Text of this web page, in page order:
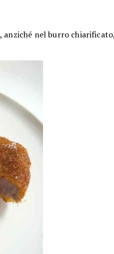
nel burro